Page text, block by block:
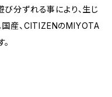
分ずれる事により、生じ
国産、CITIZENのMIYOTA